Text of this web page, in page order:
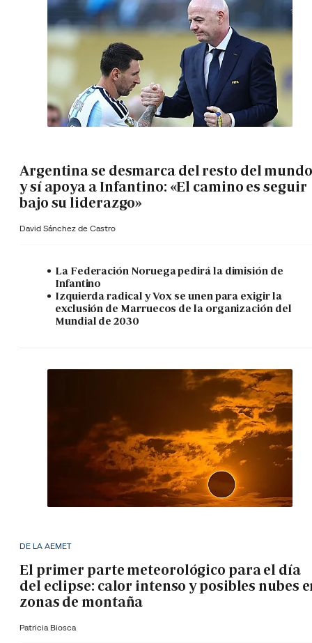
Argentina se desmarca del resto del mundo
y sí apoya a Infantino: «El camino es seguir
bajo su liderazgo»
David Sánchez de Castro
La Federación Noruega pedirá la dimisión de
Infantino
Izquierda radical y Vox se unen para exigir la
exclusión de Marruecos de la organización del
Mundial de 2030
DE LA AEMET
El primer parte meteorológico para el día
del eclipse: calor intenso y posibles nubes
zonas de montaña
Patricia Biosca